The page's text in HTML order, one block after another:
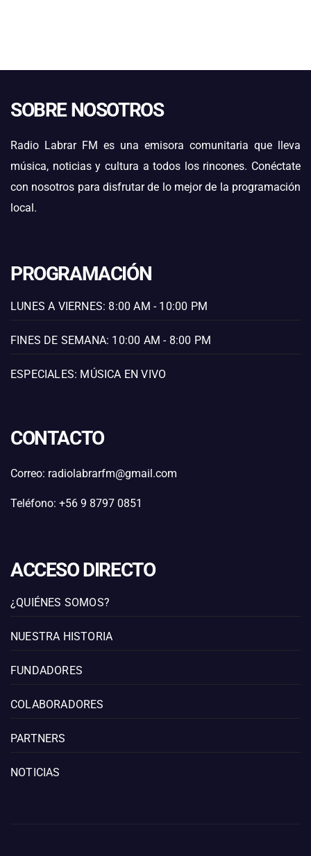
SOBRE NOSOTROS
Radio Labrar FM es una emisora comunitaria que lleva
música, noticias y cultura a todos los rincones. Conéctate
con nosotros para disfrutar de lo mejor de la programación
local.
PROGRAMACIÓN
LUNES A VIERNES: 8:00 AM - 10:00 PM
FINES DE SEMANA: 10:00 AM - 8:00 PM
ESPECIALES: MÚSICA EN VIVO
CONTACTO
Correo: radiolabrarfm@gmail.com
Teléfono: +56 9 8797 0851
ACCESO DIRECTO
¿QUIÉNES SOMOS?
NUESTRA HISTORIA
FUNDADORES
COLABORADORES
PARTNERS
NOTICIAS